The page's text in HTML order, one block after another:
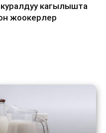
кагылышта
жоокерлер